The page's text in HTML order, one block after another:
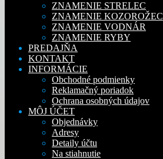
ZNAMENIE STRELEC
ZNAMENIE KOZOROŽEC
ZNAMENIE VODNÁR
ZNAMENIE RYBY
PREDAJŇA
KONTAKT
INFORMÁCIE
Obchodné podmienky
Reklamačný poriadok
Ochrana osobných údajov
MÔJ ÚČET
Objednávky
Adresy
Detaily účtu
Na stiahnutie